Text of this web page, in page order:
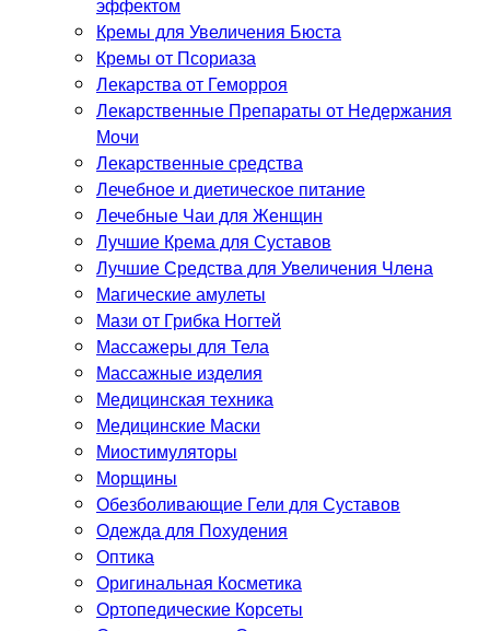
Кремы для Увеличения Бюста
Кремы от Псориаза
Лекарства от Геморроя
Лекарственные Препараты от Недержания
Мочи
Лекарственные средства
Лечебное и диетическое питание
Лечебные Чаи для Женщин
Лучшие Крема для Суставов
Лучшие Средства для Увеличения Члена
Магические амулеты
Мази от Грибка Ногтей
Массажеры для Тела
Массажные изделия
Медицинская техника
Медицинские Маски
Миостимуляторы
Морщины
Обезболивающие Гели для Суставов
Одежда для Похудения
Оптика
Оригинальная Косметика
Ортопедические Корсеты